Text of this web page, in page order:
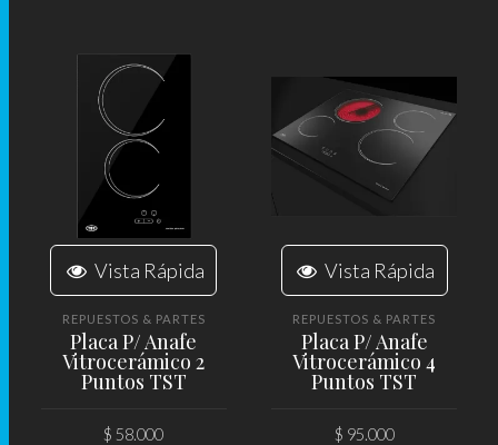
Vista Rápida
REPUESTOS & PARTES
Placa P/ Anafe
Vitrocerámico 2
Puntos TST
$ 58.000
Vista Rápida
REPUESTOS & PARTES
Placa P/ Anafe
Vitrocerámico 4
Puntos TST
$ 95.000